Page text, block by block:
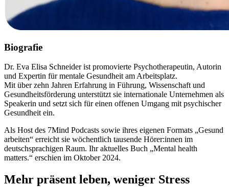
Biografie
Dr. Eva Elisa Schneider ist promovierte Psychotherapeutin, Autorin
und Expertin für mentale Gesundheit am Arbeitsplatz.
Mit über zehn Jahren Erfahrung in Führung, Wissenschaft und
Gesundheitsförderung unterstützt sie internationale Unternehmen als
Speakerin und setzt sich für einen offenen Umgang mit psychischer
Gesundheit ein.
Als Host des 7Mind Podcasts sowie ihres eigenen Formats „Gesund
arbeiten“ erreicht sie wöchentlich tausende Hörer:innen im
deutschsprachigen Raum. Ihr aktuelles Buch „Mental health
matters.“ erschien im Oktober 2024.
Mehr präsent leben, weniger Stress